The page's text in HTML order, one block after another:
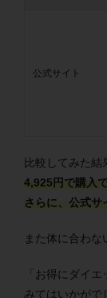
公式サイト
比較してみた結
4,925円で購入
さらに、公式サ
また体に合わな
「お得にダイ
みてはいかがで